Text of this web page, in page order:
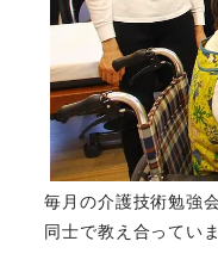
毎月の介護技術勉強
同士で教え合ってい